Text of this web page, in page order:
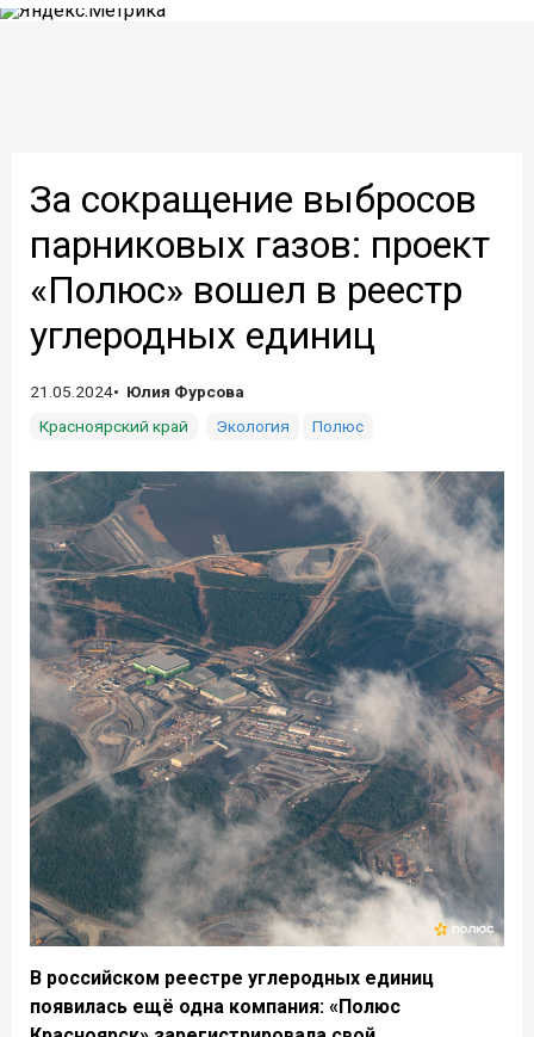
За сокращение выбросов
парниковых газов: проект
«Полюс» вошел в реестр
углеродных единиц
21.05.2024
Юлия Фурсова
Красноярский край
Экология Полюс
В российском реестре углеродных единиц
появилась ещё одна компания: «Полюс